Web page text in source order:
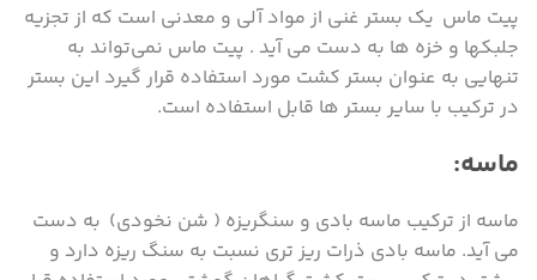
پیت ماس یک بستر غنی از مواد آلی و معدنی است که از تجزیه
جلبکها و خزه ها به دست می آید . پیت ماس نمی‌تواند به
تنهایی به عنوان بستر کشت مورد استفاده قرار گیرد این بستر
در ترکیب با سایر بستر ها قابل استفاده است.
ماسه:
ماسه از ترکیب ماسه بادی و سنگریزه ( شن نخودی) به دست
می آید. ماسه بادی ذرات ریز تری نسبت به سنگ ریزه دارد و